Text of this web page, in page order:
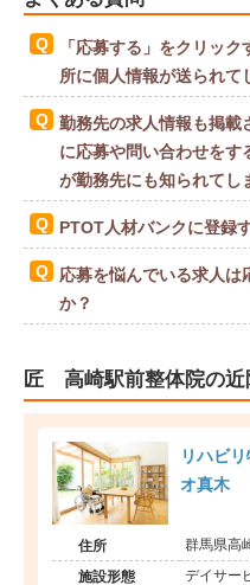
「応募する」をクリッ
所に個人情報が送られて
勤務先の求人情報も掲載
に応募や問い合わせをす
が勤務先にも知られてし
PTOT人材バンクに登録
応募を悩んでいる求人は
か？
匠 高崎駅前整体院の近
リハビ
オ真木
住所 群馬県高
施設形態 デイサー